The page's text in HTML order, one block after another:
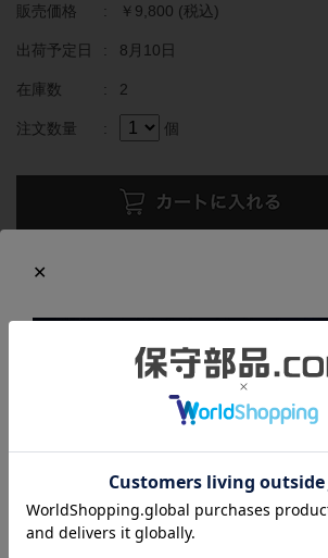
販売価格 : ￥9,800 (税込)
出荷予定日 : 8月10日
在庫数 : 2
注文数量 : 個
検出距離：2.5mm ±10%
をご覧ください。
商品の状態
付属品は取扱説明書、ナット、歯付座金です。